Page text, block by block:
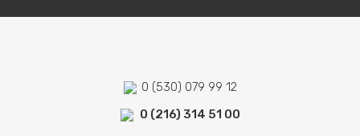
0 (530) 079 99 12
0 (216) 314 51 00